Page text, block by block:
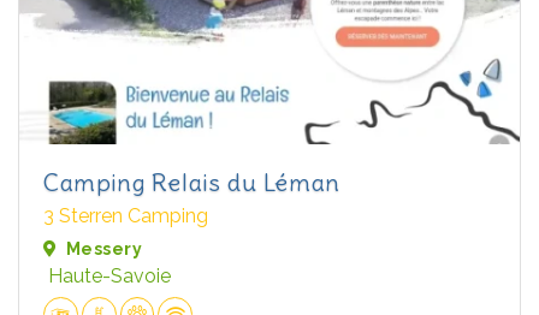
Camping Relais du Léman
3 Sterren Camping
Messery
Haute-Savoie